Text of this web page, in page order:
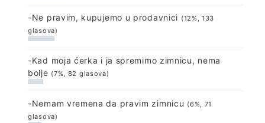
-Ne pravim, kupujemo u prodavnici (12%, 133
glasova)
-Kad moja ćerka i ja spremimo zimnicu, nema
bolje (7%, 82 glasova)
-Nemam vremena da pravim zimnicu (6%, 71
glasova)